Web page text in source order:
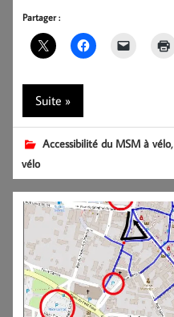
Partager :
Suite »
Accessibilité du MSM à vélo,
vélo